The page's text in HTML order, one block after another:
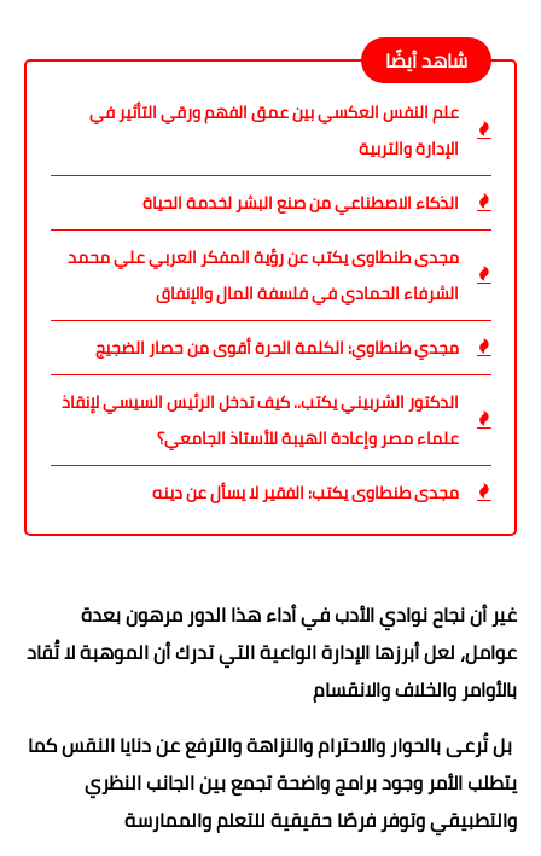
شاهد أيضًا
علم النفس العكسي بين عمق الفهم ورقي التأثير في
الإدارة والتربية
الذكاء الاصطناعي من صنع البشر لخدمة الحياة
مجدى طنطاوى يكتب عن رؤية المفكر العربي علي محمد
الشرفاء الحمادي في فلسفة المال والإنفاق
مجدي طنطاوي: الكلمة الحرة أقوى من حصار الضجيج
الدكتور الشربيني يكتب.. كيف تدخل الرئيس السيسي لإنقاذ
علماء مصر وإعادة الهيبة للأستاذ الجامعي؟
مجدى طنطاوى يكتب: الفقير لا يسأل عن دينه
غير أن نجاح نوادي الأدب في أداء هذا الدور مرهون بعدة
عوامل، لعل أبرزها الإدارة الواعية التي تدرك أن الموهبة لا تُقاد
بالأوامر والخلاف والانقسام
بل تُرعى بالحوار والاحترام والنزاهة والترفع عن دنايا النقس كما
يتطلب الأمر وجود برامج واضحة تجمع بين الجانب النظري
والتطبيقي وتوفر فرصًا حقيقية للتعلم والممارسة